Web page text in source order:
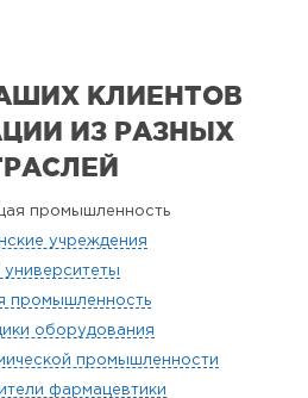
КЛИЕНТОВ
ИЗ РАЗНЫХ
промышленность
учреждения
университеты
промышленность
оборудования
промышленности
фармацевтики